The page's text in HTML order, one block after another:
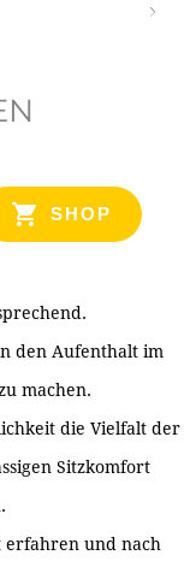
SHOP
den Aufenthalt im
machen.
die Vielfalt der
Sitzkomfort
erfahren und nach